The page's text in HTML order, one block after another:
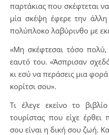
παρτάκιας που σκέφτεται
μία σκέψη έφερε την
πολύπλοκο λαβύρινθο με
«Μη σκέφτεσαι τόσο πολύ,
εαυτό του. «Άσπρισαν
κι εσύ να περάσεις μια
κορίτσι σου».
Τι έλεγε εκείνο το
τουρίστας που είχε
σου είναι η δική σου ζωή.